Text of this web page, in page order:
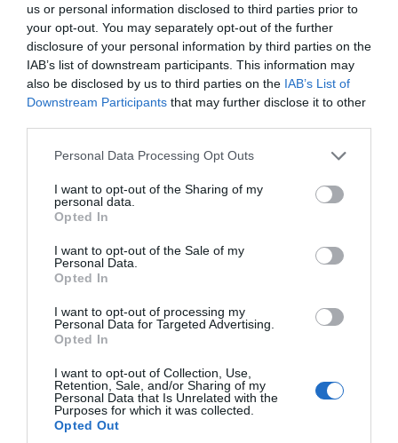
us or personal information disclosed to third parties prior to
your opt-out. You may separately opt-out of the further
disclosure of your personal information by third parties on the
IAB’s list of downstream participants. This information may
also be disclosed by us to third parties on the IAB’s List of
Downstream Participants that may further disclose it to other
Please note that this website/app uses one or more Google
not limited to your visit or usage behaviour. You may click to
grant or deny consent to Google and its third-party tags to
use your data for below specified purposes in below Google
consent section.
Personal Data Processing Opt Outs
I want to opt-out of the Sharing of my
personal data.
Opted In
I want to opt-out of the Sale of my
Personal Data.
Opted In
I want to opt-out of processing my
Personal Data for Targeted Advertising.
Opted In
I want to opt-out of Collection, Use,
Retention, Sale, and/or Sharing of my
Personal Data that Is Unrelated with the
Purposes for which it was collected.
Opted Out
Η θερμοκρασία δεν θα σημειώσει αξιόλογη
μεταβολή και θα φτάσει στα νησιά του Ιονίου
και τα ηπειρωτικά τους 30 με 32 και τοπικά
τους 33 βαθμούς και στην ανατολική
νησιωτική χώρα τους 27 με 29, τοπικά στα
νοτιοανατολικά τους 30 βαθμούς Κελσίου.
Ο καιρός το Σάββατο
Γενικά αίθριος καιρός με λίγες νεφώσεις
απογευματινές ώρες κυρίως στα δυτικά και
τα βόρεια ηπειρωτικά όπου θα σημειωθούν
λίγες τοπικές βροχές ή όμβροι στα ορεινά.
Οι άνεμοι θα πνέουν στα δυτικά δυτικοί